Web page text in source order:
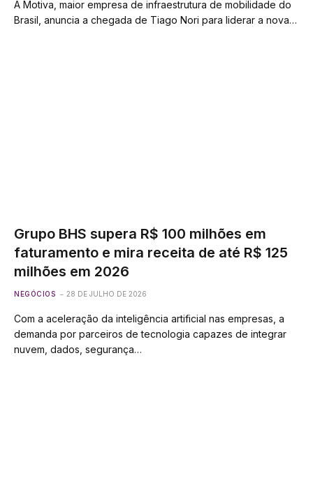
A Motiva, maior empresa de infraestrutura de mobilidade do
Brasil, anuncia a chegada de Tiago Nori para liderar a nova…
Grupo BHS supera R$ 100 milhões em
faturamento e mira receita de até R$ 125
milhões em 2026
NEGÓCIOS 28 DE JULHO DE 2026
Com a aceleração da inteligência artificial nas empresas, a
demanda por parceiros de tecnologia capazes de integrar
nuvem, dados, segurança…